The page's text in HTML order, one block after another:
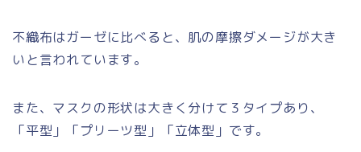
不織布はガーゼに比べると、肌の摩擦ダメージが大き
いと言われています。
また、マスクの形状は大きく分けて３タイプあり、
「平型」「プリーツ型」「立体型」です。